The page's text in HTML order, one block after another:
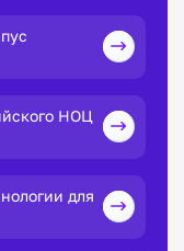
НОЦ
для